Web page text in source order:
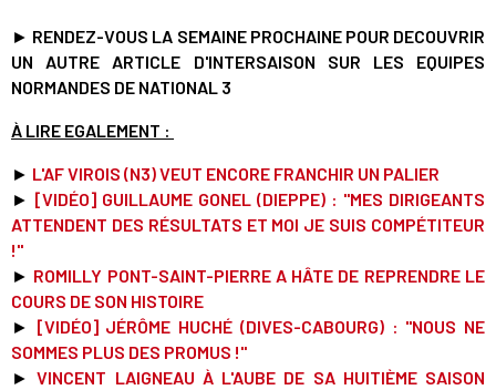
► RENDEZ-VOUS LA SEMAINE PROCHAINE POUR DECOUVRIR
UN AUTRE ARTICLE D'INTERSAISON SUR LES EQUIPES
NORMANDES DE NATIONAL 3
À LIRE EGALEMENT :
► L'AF VIROIS (N3) VEUT ENCORE FRANCHIR UN PALIER
► [VIDÉO] GUILLAUME GONEL (DIEPPE) : "MES DIRIGEANTS
ATTENDENT DES RÉSULTATS ET MOI JE SUIS COMPÉTITEUR
!"
► ROMILLY PONT-SAINT-PIERRE A HÂTE DE REPRENDRE LE
COURS DE SON HISTOIRE
► [VIDÉO] JÉRÔME HUCHÉ (DIVES-CABOURG) : "NOUS NE
SOMMES PLUS DES PROMUS !"
►VINCENT LAIGNEAU À L'AUBE DE SA HUITIÈME SAISON